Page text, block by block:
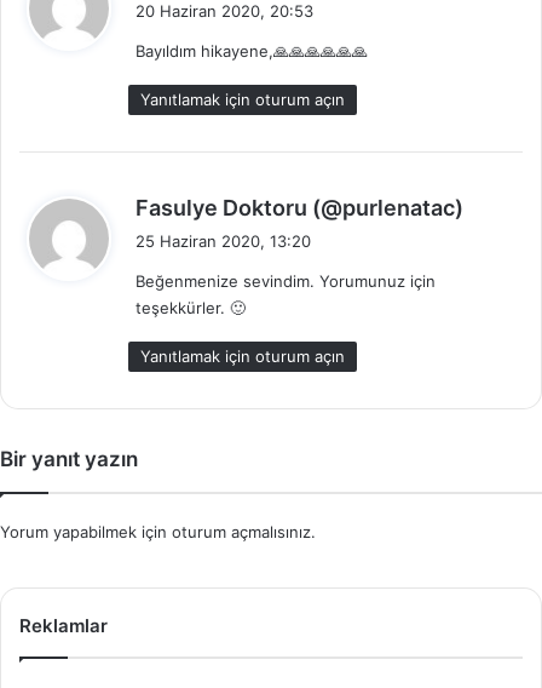
i
k
i
20 Haziran 2020, 20:53
Bayıldım hikayene,🙏🙏🙏🙏🙏🙏
Yanıtlamak için oturum açın
Fasulye Doktoru (@purlenatac)
25 Haziran 2020, 13:20
Beğenmenize sevindim. Yorumunuz için
teşekkürler. 🙂
Yanıtlamak için oturum açın
Bir yanıt yazın
Yorum yapabilmek için oturum açmalısınız.
Reklamlar